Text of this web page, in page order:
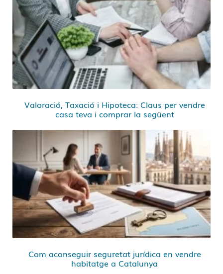
Valoració, Taxació i Hipoteca: Claus per vendre
casa teva i comprar la següent
Com aconseguir seguretat jurídica en vendre
habitatge a Catalunya